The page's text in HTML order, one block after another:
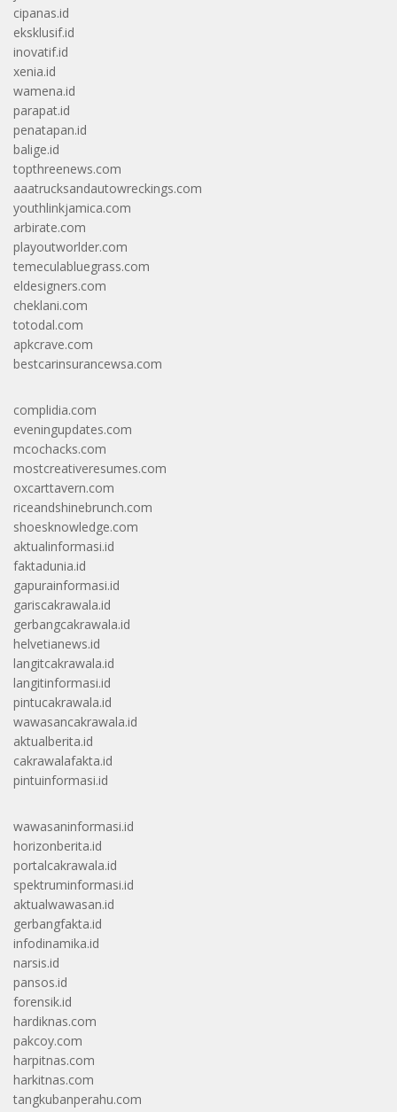
cipanas.id
eksklusif.id
inovatif.id
xenia.id
wamena.id
parapat.id
penatapan.id
balige.id
topthreenews.com
aaatrucksandautowreckings.com
youthlinkjamica.com
arbirate.com
playoutworlder.com
temeculabluegrass.com
eldesigners.com
cheklani.com
totodal.com
apkcrave.com
bestcarinsurancewsa.com
complidia.com
eveningupdates.com
mcochacks.com
mostcreativeresumes.com
oxcarttavern.com
riceandshinebrunch.com
shoesknowledge.com
aktualinformasi.id
faktadunia.id
gapurainformasi.id
gariscakrawala.id
gerbangcakrawala.id
helvetianews.id
langitcakrawala.id
langitinformasi.id
pintucakrawala.id
wawasancakrawala.id
aktualberita.id
cakrawalafakta.id
pintuinformasi.id
wawasaninformasi.id
horizonberita.id
portalcakrawala.id
spektruminformasi.id
aktualwawasan.id
gerbangfakta.id
infodinamika.id
narsis.id
pansos.id
forensik.id
hardiknas.com
pakcoy.com
harpitnas.com
harkitnas.com
tangkubanperahu.com